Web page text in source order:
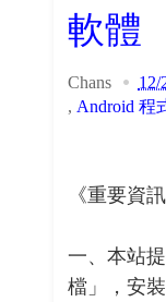
軟體
Chans 12/
, Android 程
《重要資
一、本站
檔」，安